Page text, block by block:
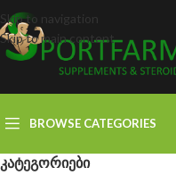
Skip to navigation
Skip to main content
BROWSE CATEGORIES
ᲙᲐᲢᲔᲒᲝᲠᲘᲔᲑᲘ